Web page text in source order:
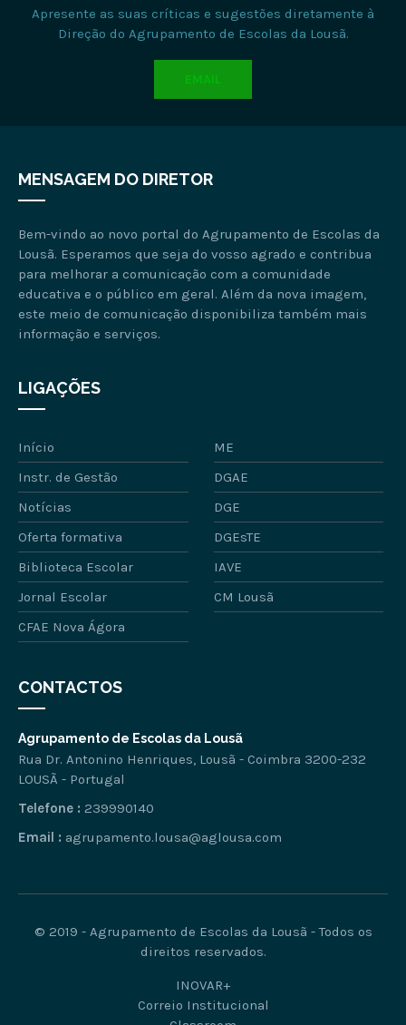
Apresente as suas críticas e sugestões diretamente à
Direção do Agrupamento de Escolas da Lousã.
EMAIL
MENSAGEM DO DIRETOR
Bem-vindo ao novo portal do Agrupamento de Escolas da
Lousã. Esperamos que seja do vosso agrado e contribua
para melhorar a comunicação com a comunidade
educativa e o público em geral. Além da nova imagem,
este meio de comunicação disponibiliza também mais
informação e serviços.
LIGAÇÕES
Início
ME
Instr. de Gestão
DGAE
Notícias
DGE
Oferta formativa
DGEsTE
Biblioteca Escolar
IAVE
Jornal Escolar
CM Lousã
CFAE Nova Ágora
CONTACTOS
Agrupamento de Escolas da Lousã
Rua Dr. Antonino Henriques, Lousã - Coimbra 3200-232
LOUSÃ - Portugal
Telefone : 239990140
Email : agrupamento.lousa@aglousa.com
© 2019 - Agrupamento de Escolas da Lousã - Todos os
direitos reservados.
INOVAR+
Correio Institucional